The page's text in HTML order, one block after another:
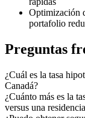
Optimización
portafolio
Preguntas
¿Cuál es la tasa
Canadá?
¿Cuánto más es la
versus una